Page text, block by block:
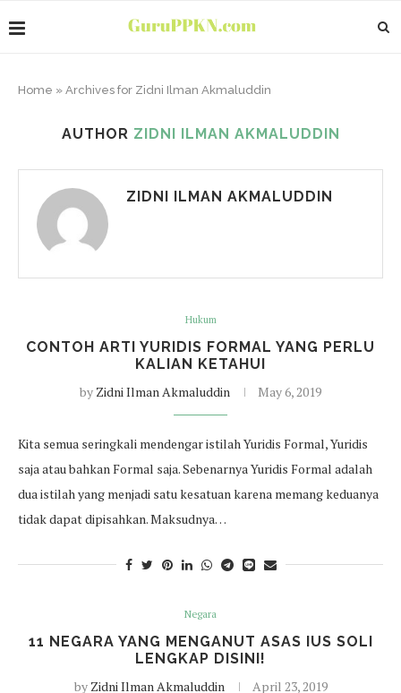
Home » Archives for Zidni Ilman Akmaluddin
AUTHOR ZIDNI ILMAN AKMALUDDIN
ZIDNI ILMAN AKMALUDDIN
Hukum
CONTOH ARTI YURIDIS FORMAL YANG PERLU
KALIAN KETAHUI
by Zidni Ilman Akmaluddin May 6, 2019
Kita semua seringkali mendengar istilah Yuridis Formal, Yuridis
saja atau bahkan Formal saja. Sebenarnya Yuridis Formal adalah
dua istilah yang menjadi satu kesatuan karena memang keduanya
tidak dapat dipisahkan. Maksudnya…
Negara
11 NEGARA YANG MENGANUT ASAS IUS SOLI
LENGKAP DISINI!
by Zidni Ilman Akmaluddin April 23, 2019